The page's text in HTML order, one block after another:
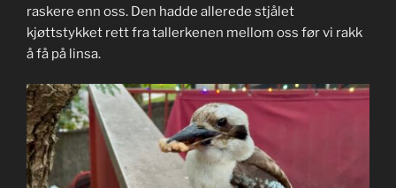
raskere enn oss. Den hadde allerede stjålet
kjøttstykket rett fra tallerkenen mellom oss før vi rakk
å få på linsa.